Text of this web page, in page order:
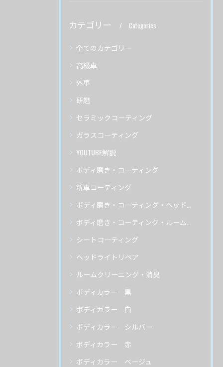
カテゴリー Categories
全てのカテゴリー
高級車
外車
研磨
セラミックコーティング
ガラスコーティング
YOUTUBE解説
ボディ磨き・コーティング
新車コーティング
ボディ磨き・コーティング・ヘッドライトリペア
ボディ磨き・コーティング・ルームクリーニング
シートコーティング
ヘッドライトリペア
ルームクリーニング・消臭
ボディカラー 黒
ボディカラー 白
ボディカラー シルバー
ボディカラー 赤
ボディカラー ベージュ